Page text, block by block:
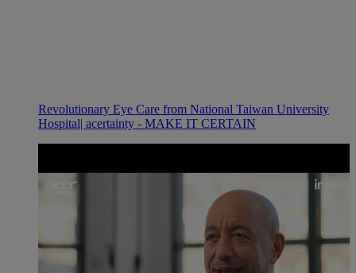
Revolutionary Eye Care from National Taiwan University
Hospital| acertainty - MAKE IT CERTAIN